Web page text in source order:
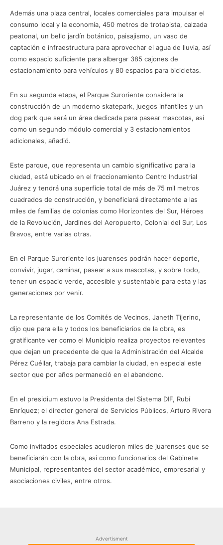
Además una plaza central, locales comerciales para impulsar el
consumo local y la economía, 450 metros de trotapista, calzada
peatonal, un bello jardín botánico, paisajismo, un vaso de
captación e infraestructura para aprovechar el agua de lluvia, así
como espacio suficiente para albergar 385 cajones de
estacionamiento para vehículos y 80 espacios para bicicletas.
En su segunda etapa, el Parque Suroriente considera la
construcción de un moderno skatepark, juegos infantiles y un
dog park que será un área dedicada para pasear mascotas, así
como un segundo módulo comercial y 3 estacionamientos
adicionales, añadió.
Este parque, que representa un cambio significativo para la
ciudad, está ubicado en el fraccionamiento Centro Industrial
Juárez y tendrá una superficie total de más de 75 mil metros
cuadrados de construcción, y beneficiará directamente a las
miles de familias de colonias como Horizontes del Sur, Héroes
de la Revolución, Jardines del Aeropuerto, Colonial del Sur, Los
Bravos, entre varias otras.
En el Parque Suroriente los juarenses podrán hacer deporte,
convivir, jugar, caminar, pasear a sus mascotas, y sobre todo,
tener un espacio verde, accesible y sustentable para esta y las
generaciones por venir.
La representante de los Comités de Vecinos, Janeth Tijerino,
dijo que para ella y todos los beneficiarios de la obra, es
gratificante ver como el Municipio realiza proyectos relevantes
que dejan un precedente de que la Administración del Alcalde
Pérez Cuéllar, trabaja para cambiar la ciudad, en especial este
sector que por años permaneció en el abandono.
En el presidium estuvo la Presidenta del Sistema DIF, Rubí
Enríquez; el director general de Servicios Públicos, Arturo Rivera
Barreno y la regidora Ana Estrada.
Como invitados especiales acudieron miles de juarenses que se
beneficiarán con la obra, así como funcionarios del Gabinete
Municipal, representantes del sector académico, empresarial y
asociaciones civiles, entre otros.
Advertisment